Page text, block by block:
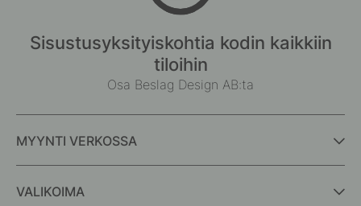
Sisustusyksityiskohtia kodin kaikkiin
tiloihin
Osa Beslag Design AB:ta
MYYNTI VERKOSSA
VALIKOIMA